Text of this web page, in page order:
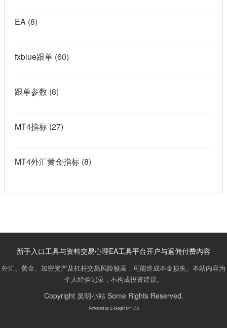
EA (8)
fxblue跟单 (60)
跟单参数 (8)
MT4指标 (27)
MT4外汇黄金指标 (8)
新手入口工具与资料交易心理EA工具平台开户与返佣付费内容
外汇、黄金、加密资产及杠杆交易风险较高，可能造成本金损失。本站内容为
个人经验记录，不构成投资建议。
Copyright 吴明小站Some Rights Reserved.
Powered byZ-BlogPHP 1.7.5